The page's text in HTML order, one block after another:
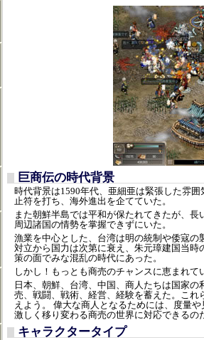
巨商伝の時代背景
時代背景は1590年代、亜細亜は緊張した雰
止符を打ち、海外進出を企てていた。
また朝鮮半島では平和が保たれてきたが、
周辺諸国の情勢を掌握できずにいた。
漁業を中心とした、台湾は明の統制や倭寇
対立から国力は次第に衰え、朱元璋建国当
策の面でみな混乱の時代にあった。
しかし！もっとも商売のチャンスに恵まれ
日本、朝鮮、台湾、中国、商人たちは国家
売、戦闘、戦術、経営、経験を蓄えた。こ
えよう。 偉大な商人となるためには、度量
激しく移り変わる商売の世界に対応できるの
キャラクタータイプ